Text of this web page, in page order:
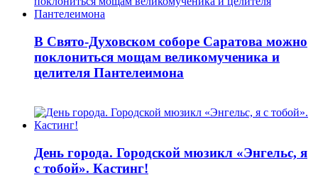
В Свято-Духовском соборе Саратова можно
поклониться мощам великомученика и
целителя Пантелеимона
День города. Городской мюзикл «Энгельс, я
с тобой». Кастинг!